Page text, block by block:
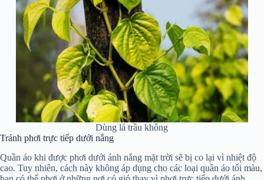
Dùng lá trầu không
Tránh phơi trực tiếp dưới nắng
Quần áo khi được phơi dưới ánh nắng mặt trời sẽ bị co lại vì nhiệt độ
cao. Tuy nhiên, cách này không áp dụng cho các loại quần áo tối màu,